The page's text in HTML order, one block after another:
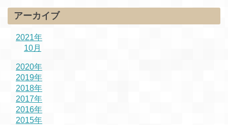
アーカイブ
2021年
10月
2020年
2019年
2018年
2017年
2016年
2015年